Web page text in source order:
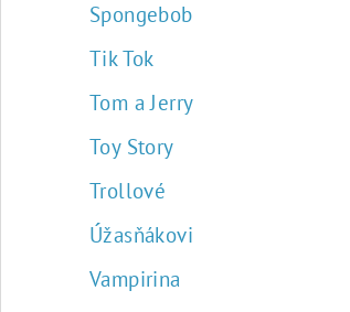
Spongebob
Tik Tok
Tom a Jerry
Toy Story
Trollové
Úžasňákovi
Vampirina